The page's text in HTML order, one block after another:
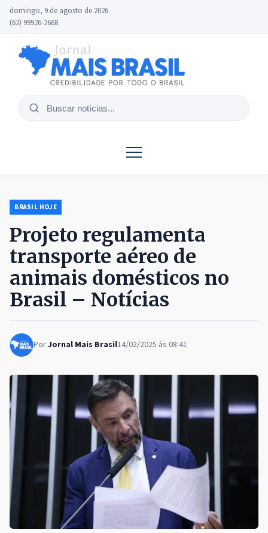
domingo, 9 de agosto de 2026
(62) 99926-2668
Buscar
BRASIL HOJE
Projeto regulamenta
transporte aéreo de
animais domésticos no
Brasil – Notícias
PorJornal Mais Brasil14/02/2025 às 08:41